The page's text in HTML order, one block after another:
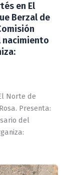
en El
Berzal de
nacimiento
Norte de
Presenta:
del